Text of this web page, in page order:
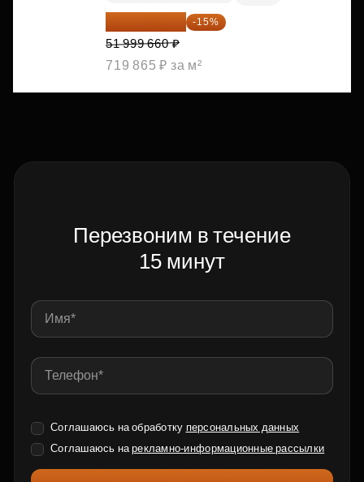
44 199 711 ₽ -15%
51 999 660 ₽
719 865 ₽ за м²
Перезвоним в течение
15 минут
Соглашаюсь на обработку персональных данных
Соглашаюсь нарекламно-информационные рассылки